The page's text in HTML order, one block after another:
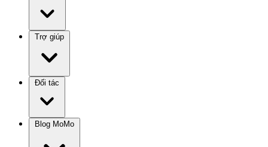
Trợ giúp
Đối tác
Blog MoMo